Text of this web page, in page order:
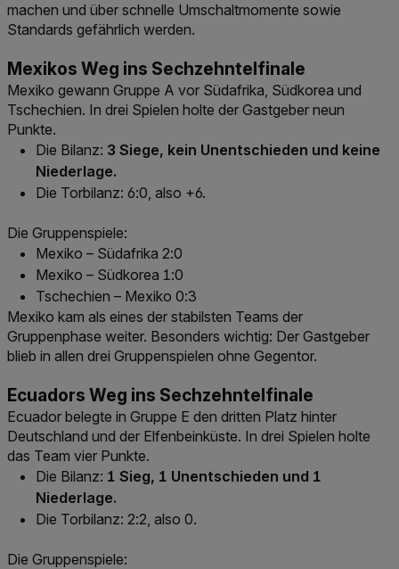
machen und über schnelle Umschaltmomente sowie
Standards gefährlich werden.
Mexikos Weg ins Sechzehntelfinale
Mexiko gewann Gruppe A vor Südafrika, Südkorea und
Tschechien. In drei Spielen holte der Gastgeber neun
Punkte.
Die Bilanz: 3 Siege, kein Unentschieden und keine
Niederlage.
Die Torbilanz: 6:0, also +6.
Die Gruppenspiele:
Mexiko – Südafrika 2:0
Mexiko – Südkorea 1:0
Tschechien – Mexiko 0:3
Mexiko kam als eines der stabilsten Teams der
Gruppenphase weiter. Besonders wichtig: Der Gastgeber
blieb in allen drei Gruppenspielen ohne Gegentor.
Ecuadors Weg ins Sechzehntelfinale
Ecuador belegte in Gruppe E den dritten Platz hinter
Deutschland und der Elfenbeinküste. In drei Spielen holte
das Team vier Punkte.
Die Bilanz: 1 Sieg, 1 Unentschieden und 1
Niederlage.
Die Torbilanz: 2:2, also 0.
Die Gruppenspiele: